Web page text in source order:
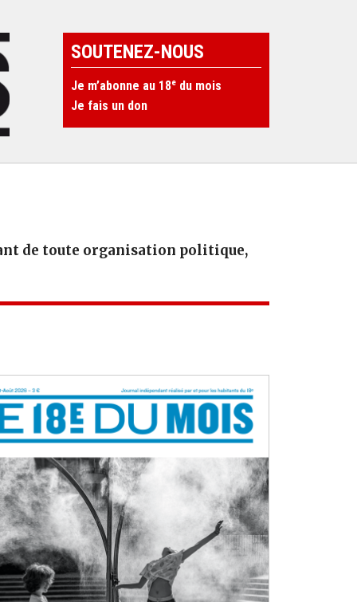
SOUTENEZ-NOUS
Je m’abonne au 18e du mois
Je fais un don
de toute organisation politique,